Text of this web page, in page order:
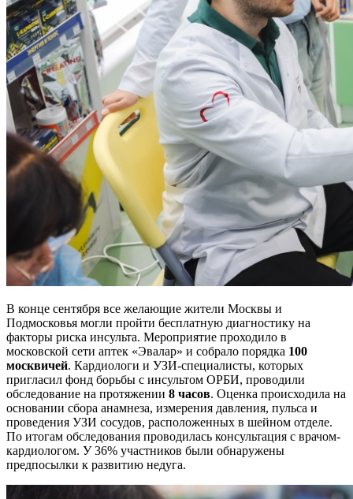
В конце сентября все желающие жители Москвы и
Подмосковья могли пройти бесплатную диагностику на
факторы риска инсульта. Мероприятие проходило в
московской сети аптек «Эвалар» и собрало порядка 100
москвичей. Кардиологи и УЗИ-специалисты, которых
пригласил фонд борьбы с инсультом ОРБИ, проводили
обследование на протяжении 8 часов. Оценка происходила на
основании сбора анамнеза, измерения давления, пульса и
проведения УЗИ сосудов, расположенных в шейном отделе.
По итогам обследования проводилась консультация с врачом-
кардиологом. У 36% участников были обнаружены
предпосылки к развитию недуга.